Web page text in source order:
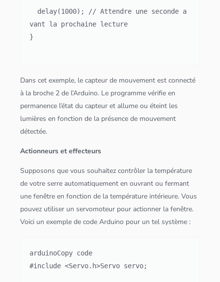
vant la prochaine lecture
}
Dans cet exemple, le capteur de mouvement est connecté
à la broche 2 de l’Arduino. Le programme vérifie en
permanence l’état du capteur et allume ou éteint les
lumières en fonction de la présence de mouvement
détectée.
Actionneurs et effecteurs
Supposons que vous souhaitez contrôler la température
de votre serre automatiquement en ouvrant ou fermant
une fenêtre en fonction de la température intérieure. Vous
pouvez utiliser un servomoteur pour actionner la fenêtre.
Voici un exemple de code Arduino pour un tel système :
arduinoCopy code
#include <Servo.h>Servo servo;